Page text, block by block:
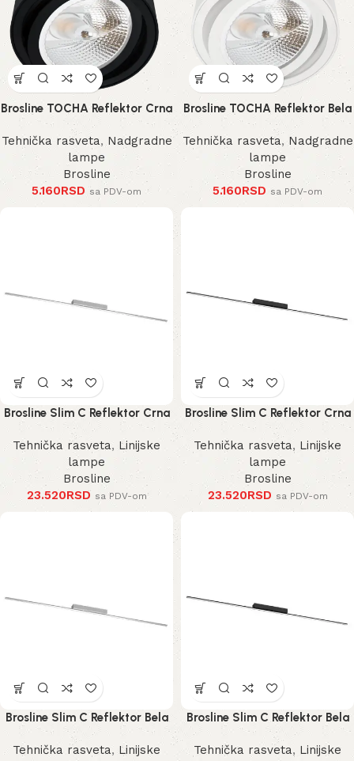
Brosline TOCHA Reflektor Crna
Tehnička rasveta, Nadgradne
lampe
Brosline
5.160RSD sa PDV-om
Brosline TOCHA Reflektor Bela
Tehnička rasveta, Nadgradne
lampe
Brosline
5.160RSD sa PDV-om
Brosline Slim C Reflektor Crna
3000K 1200 mm 40 mm 1291
mm
Tehnička rasveta, Linijske
lampe
Brosline
23.520RSD sa PDV-om
Brosline Slim C Reflektor Crna
3000K 1200 mm 40 mm 1289
mm
Tehnička rasveta, Linijske
lampe
Brosline
23.520RSD sa PDV-om
Brosline Slim C Reflektor Bela
4000K 1200 mm 40 mm 1292
mm
Tehnička rasveta,Linijske
Brosline Slim C Reflektor Bela
4000K 1200 mm 40 mm 1290
mm
Tehnička rasveta, Linijske